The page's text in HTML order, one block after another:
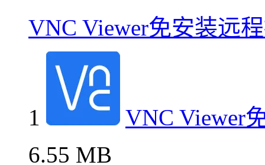
VNC Viewer免安装远
1
VNC Viewer
6.55 MB